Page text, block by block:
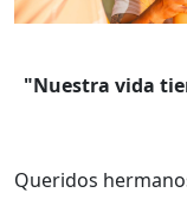
"Nuestra vida
Queridos